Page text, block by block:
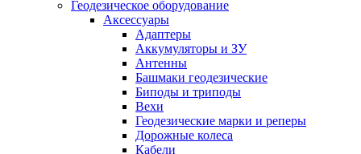
Геодезическое оборудование
Аксессуары
Адаптеры
Аккумуляторы и ЗУ
Антенны
Башмаки геодезические
Биподы и триподы
Вехи
Геодезические марки и реперы
Дорожные колеса
Кабели